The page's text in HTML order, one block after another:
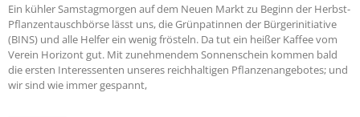
Ein kühler Samstagmorgen auf dem Neuen Markt zu Beginn der Herbst-
Pflanzentauschbörse lässt uns, die Grünpatinnen der Bürgerinitiative
(BINS) und alle Helfer ein wenig frösteln. Da tut ein heißer Kaffee vom
Verein Horizont gut. Mit zunehmendem Sonnenschein kommen bald
die ersten Interessenten unseres reichhaltigen Pflanzenangebotes; und
wir sind wie immer gespannt,